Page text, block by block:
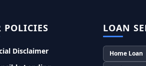
POLICIES
Disclaimer
LOAN
Home Loan